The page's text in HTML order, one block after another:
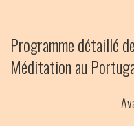
Programme détaillé
Méditation au